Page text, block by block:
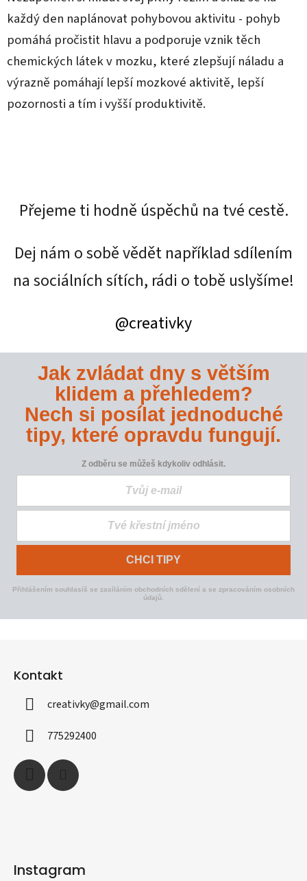
každý den naplánovat pohybovou aktivitu - pohyb
pomáhá pročistit hlavu a podporuje vznik těch
chemických látek v mozku, které zlepšují náladu a
výrazně pomáhají lepší mozkové aktivitě, lepší
pozornosti a tím i vyšší produktivitě.
Přejeme ti hodně úspěchů na tvé cestě.
Dej nám o sobě vědět například sdílením
na sociálních sítích, rádi o tobě uslyšíme!
@creativky
Jak zvládat dny s větším
klidem a přehledem?
Nech si posílat jednoduché
tipy, které opravdu fungují.
Z odběru se můžeš kdykoliv odhlásit.
CHCI TIPY
Přihlášením souhlasíš se zasíláním obchodních sdělení a se zpracováním osobních
údajů.
Kontakt
creativky@gmail.com
775292400
Instagram